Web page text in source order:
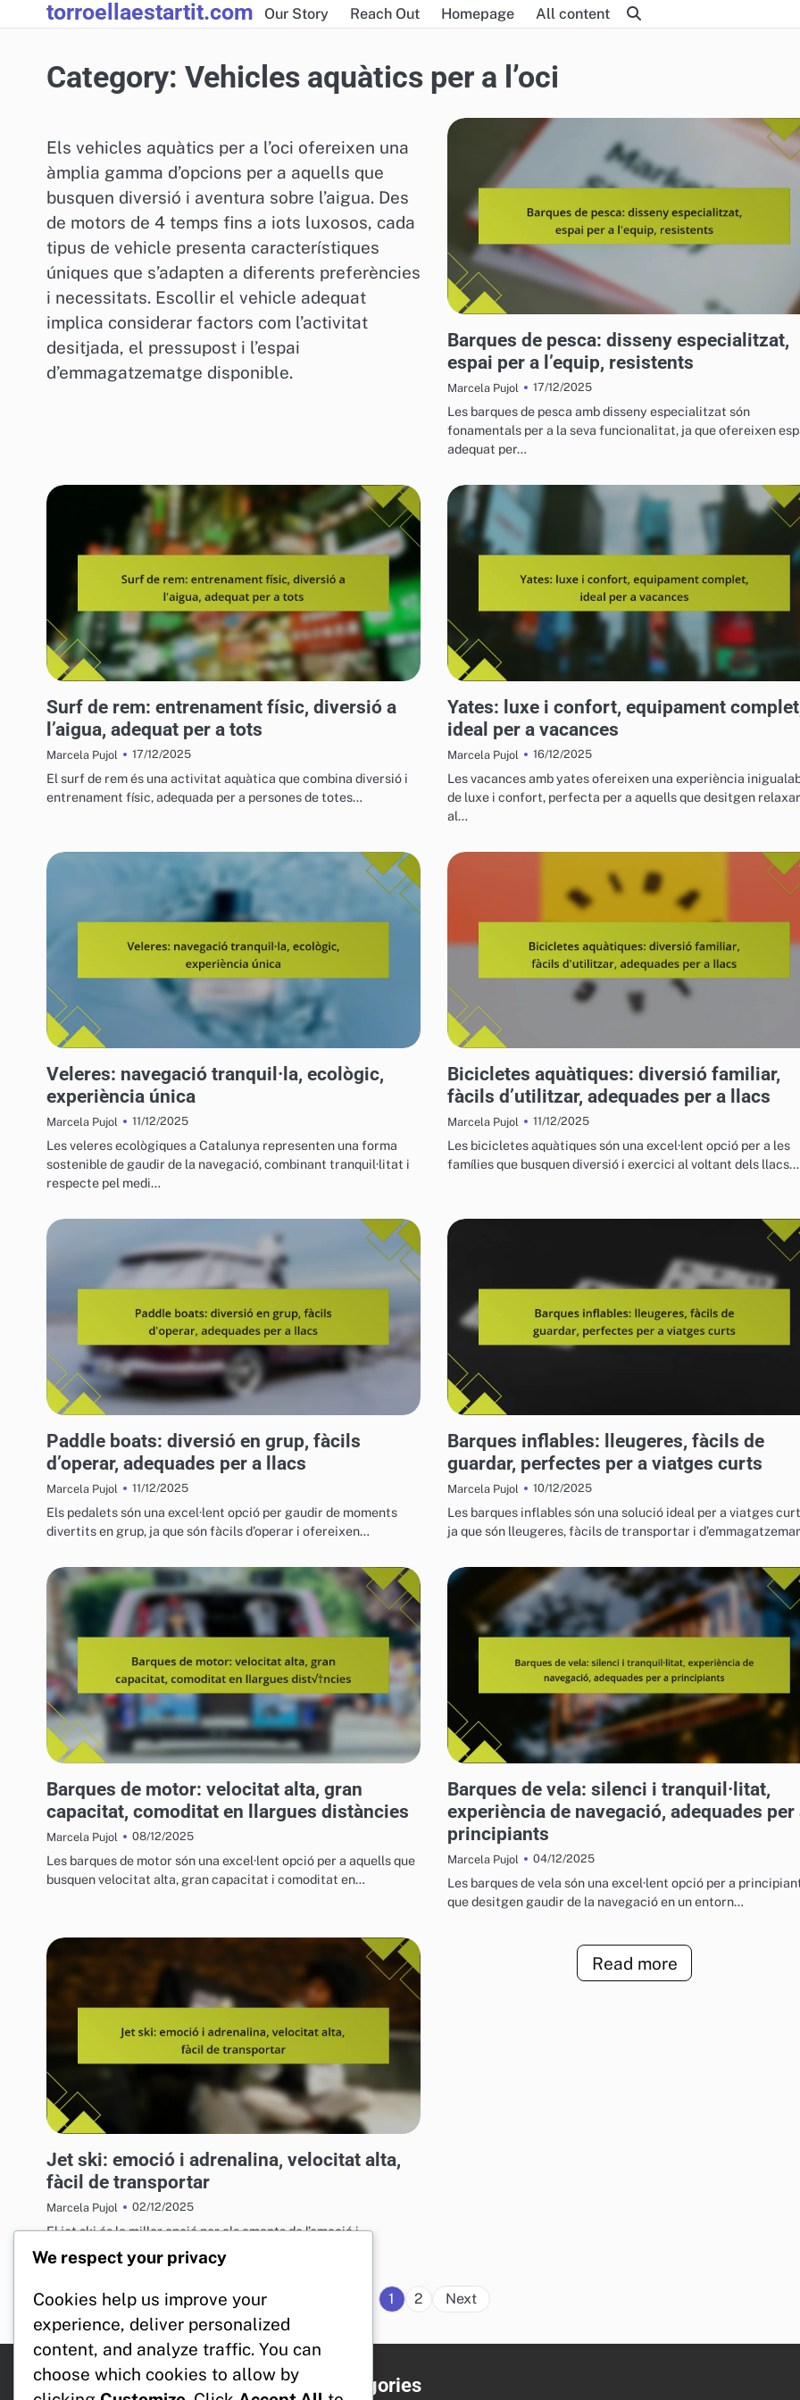
to
torroellaestartit.com Our Story Reach Out Homepage All content
Category: Vehicles aquàtics per a l’oci
Els vehicles aquàtics per a l’oci ofereixen una
àmplia gamma d’opcions per a aquells que
busquen diversió i aventura sobre l’aigua. Des
de motors de 4 temps fins a iots luxosos, cada
tipus de vehicle presenta característiques
úniques que s’adapten a diferents preferències
i necessitats. Escollir el vehicle adequat
implica considerar factors com l’activitat
desitjada, el pressupost i l’espai
d’emmagatzematge disponible.
Barques de pesca: disseny especialitzat,
espai per a l’equip, resistents
Marcela Pujol 17/12/2025
Les barques de pesca amb disseny especialitzat són
fonamentals per a la seva funcionalitat, ja que ofereixen
adequat per…
Surf de rem: entrenament físic, diversió a
l’aigua, adequat per a tots
Marcela Pujol 17/12/2025
El surf de rem és una activitat aquàtica que combina diversió i
entrenament físic, adequada per a persones de totes…
Yates: luxe i confort, equipament
ideal per a vacances
Marcela Pujol 16/12/2025
Les vacances amb yates ofereixen una experiència
de luxe i confort, perfecta per a aquells que desitgen
al…
Veleres: navegació tranquil·la, ecològic,
experiència única
Marcela Pujol 11/12/2025
Les veleres ecològiques a Catalunya representen una forma
sostenible de gaudir de la navegació, combinant tranquil·litat i
respecte pel medi…
Bicicletes aquàtiques: diversió familiar,
fàcils d’utilitzar, adequades per a llacs
Marcela Pujol 11/12/2025
Les bicicletes aquàtiques són una excel·lent opció per a les
famílies que busquen diversió i exercici al voltant dels
Paddle boats: diversió en grup, fàcils
d’operar, adequades per a llacs
Marcela Pujol 11/12/2025
Els pedalets són una excel·lent opció per gaudir de moments
divertits en grup, ja que són fàcils d’operar i ofereixen…
Barques inflables: lleugeres, fàcils de
guardar, perfectes per a viatges curts
Marcela Pujol 10/12/2025
Les barques inflables són una solució ideal per a viatges
ja que són lleugeres, fàcils de transportar i
Barques de motor: velocitat alta, gran
capacitat, comoditat en llargues distàncies
Marcela Pujol 08/12/2025
Les barques de motor són una excel·lent opció per a aquells que
busquen velocitat alta, gran capacitat i comoditat en…
Barques de vela: silenci i tranquil·litat,
experiència de navegació, adequades per
principiants
Marcela Pujol 04/12/2025
Les barques de vela són una excel·lent opció per a
que desitgen gaudir de la navegació en un entorn…
Jet ski: emoció i adrenalina, velocitat alta,
fàcil de transportar
Marcela Pujol 02/12/2025
El jet ski és la millor opció per als amants de l’emoció i
l’adrenalina, combinant potència i velocitat en una…
Read more
Posts
1 2 Next
Legal Categories
We respect your privacy
Cookies help us improve your
experience, deliver personalized
content, and analyze traffic. You can
choose which cookies to allow by